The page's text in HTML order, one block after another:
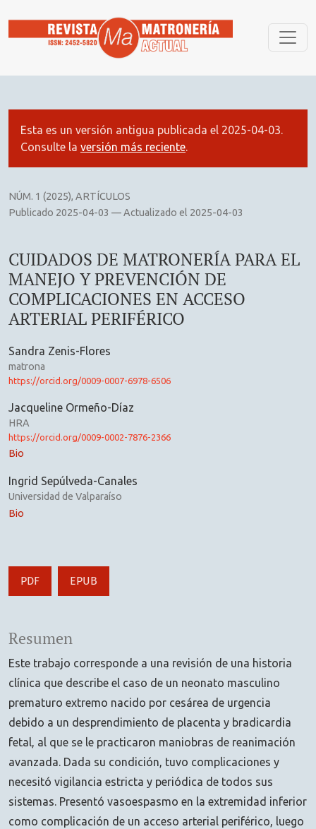
Esta es un versión antigua publicada el 2025-04-03.
Consulte la versión más reciente.
NÚM. 1 (2025), ARTÍCULOS
CUIDADOS DE MATRONERÍA PARA EL
MANEJO Y PREVENCIÓN DE
COMPLICACIONES EN ACCESO
ARTERIAL PERIFÉRICO
Publicado 2025-04-03 — Actualizado el 2025-04-03
Sandra Zenis-Flores
matrona
https://orcid.org/0009-0007-6978-6506
Jacqueline Ormeño-Díaz
HRA
https://orcid.org/0009-0002-7876-2366
Bio
Ingrid Sepúlveda-Canales
Universidad de Valparaíso
Bio
PDF EPUB
Resumen
Este trabajo corresponde a una revisión de una historia
clínica que describe el caso de un neonato masculino
prematuro extremo nacido por cesárea de urgencia
debido a un desprendimiento de placenta y bradicardia
fetal, al que se le practicaron maniobras de reanimación
avanzada. Dada su condición, tuvo complicaciones y
necesitó vigilancia estricta y periódica de todos sus
sistemas. Presentó vasoespasmo en la extremidad inferior
como complicación de un acceso arterial periférico, luego